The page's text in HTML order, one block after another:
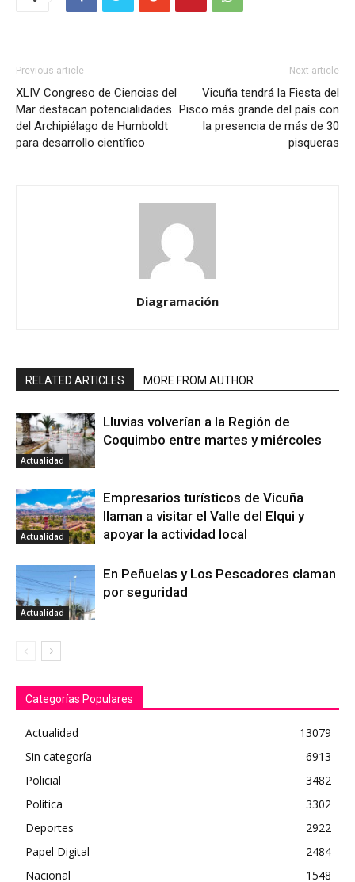
Previous article
XLIV Congreso de Ciencias del
Mar destacan potencialidades
del Archipiélago de Humboldt
para desarrollo científico
Next article
Vicuña tendrá la Fiesta del
Pisco más grande del país con
la presencia de más de 30
pisqueras
Diagramación
RELATED ARTICLES MORE FROM AUTHOR
Actualidad
Lluvias volverían a la Región de
Coquimbo entre martes y miércoles
Actualidad
Empresarios turísticos de Vicuña
llaman a visitar el Valle del Elqui y
apoyar la actividad local
Actualidad
En Peñuelas y Los Pescadores claman
por seguridad
Categorías Populares
Actualidad
13079
Sin categoría
6913
Policial
3482
Política
3302
Deportes
2922
Papel Digital
2484
Nacional
1548